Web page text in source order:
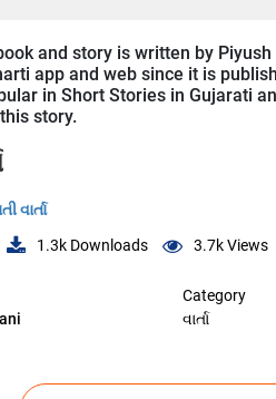
and story is written by
app and web since it is
in Short Stories in Gujarati
story.
વાર્તા
1.3k Downloads 3.7kViews
Category
વાર્તા